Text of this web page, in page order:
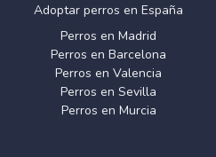
Adoptar perros en España
Perros en Madrid
Perros en Barcelona
Perros en Valencia
Perros en Sevilla
Perros en Murcia